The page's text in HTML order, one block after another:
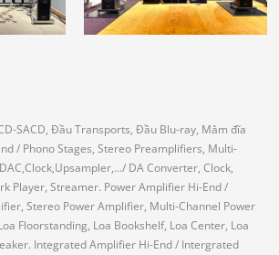
SACD, Đầu Transports, Đầu Blu-ray, Mâm đĩa
/ Phono Stages, Stereo Preamplifiers, Multi-
DAC,Clock,Upsampler,.../ DA Converter, Clock,
Player, Streamer. Power Amplifier Hi-End/
Stereo Power Amplifier, Multi-Channel Power
Floorstanding, Loa Bookshelf, Loa Center, Loa
Integrated Amplifier Hi-End/ Intergrated